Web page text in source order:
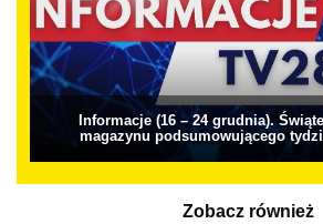
Informacje (16 – 24 grudnia).
magazynu podsumowującego
Zobacz również